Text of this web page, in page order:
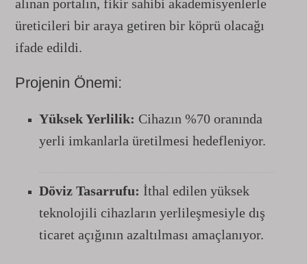
alınan portalın, fikir sahibi akademisyenlerle
üreticileri bir araya getiren bir köprü olacağı
ifade edildi.
Projenin Önemi:
Yüksek Yerlilik: Cihazın %70 oranında
yerli imkanlarla üretilmesi hedefleniyor.
Döviz Tasarrufu: İthal edilen yüksek
teknolojili cihazların yerlileşmesiyle dış
ticaret açığının azaltılması amaçlanıyor.